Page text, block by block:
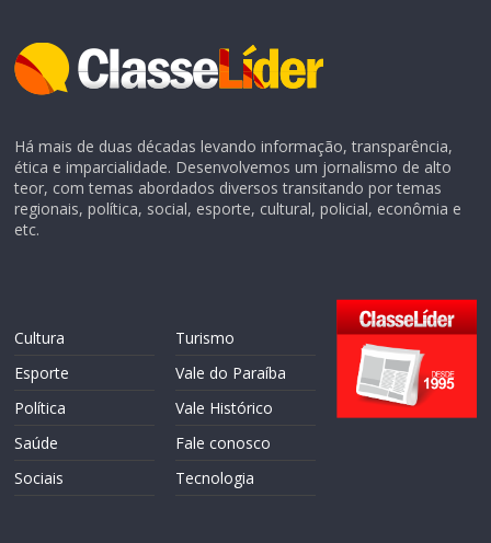
Há mais de duas décadas levando informação, transparência,
ética e imparcialidade. Desenvolvemos um jornalismo de alto
teor, com temas abordados diversos transitando por temas
regionais, política, social, esporte, cultural, policial, econômia e
etc.
Cultura
Esporte
Política
Saúde
Sociais
Turismo
Vale do Paraíba
Vale Histórico
Fale conosco
Tecnologia